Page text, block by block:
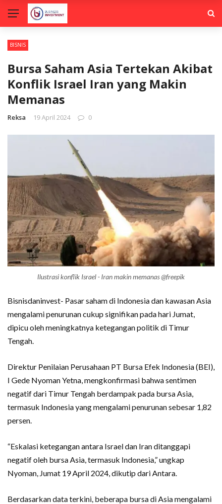
BISNIS
Bursa Saham Asia Tertekan Akibat
Konflik Israel Iran yang Makin
Memanas
Reksa 19 April 2024 0
Ilustrasi konflik Israel - Iran makin memanas @freepik
Bisnisdaninvest- Pasar saham di Indonesia dan kawasan Asia
mengalami penurunan cukup signifikan pada hari Jumat,
dipicu oleh meningkatnya ketegangan politik di Timur
Tengah.
Direktur Penilaian Perusahaan PT Bursa Efek Indonesia (BEI),
I Gede Nyoman Yetna, mengkonfirmasi bahwa sentimen
negatif dari Timur Tengah berdampak pada bursa Asia,
termasuk Indonesia yang mengalami penurunan sebesar 1,82
persen.
“Eskalasi ketegangan antara Israel dan Iran ditanggapi
negatif oleh bursa Asia, termasuk Indonesia,” ungkap
Nyoman, Jumat 19 April 2024, dikutip dari Antara.
Berdasarkan data terkini, beberapa bursa di Asia mengalami